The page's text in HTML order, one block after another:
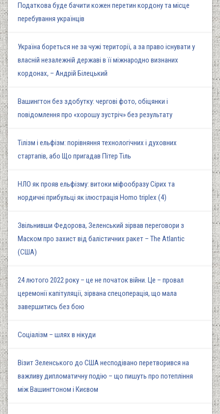
Податкова буде бачити кожен перетин кордону та місце
перебування українців
Україна бореться не за чужі території, а за право існувати у
власній незалежній державі в її міжнародно визнаних
кордонах, – Андрій Білецький
Вашингтон без здобутку: чергові фото, обіцянки і
повідомлення про «хорошу зустріч» без результату
Тілізм і ельфізм: порівняння технологічних і духовних
стартапів, або Що пригадав Пітер Тіль
НЛО як прояв ельфізму: витоки міфообразу Сірих та
нордичні прибульці як ілюстрація Homo triplex (4)
Звільнивши Федорова, Зеленський зірвав переговори з
Маском про захист від балістичних ракет – The Atlantic
(США)
24 лютого 2022 року – це не початок війни. Це – провал
церемонії капітуляції, зірвана спецоперація, що мала
завершитись без бою
Соціалізм – шлях в нікуди
Візит Зеленського до США несподівано перетворився на
важливу дипломатичну подію – що пишуть про потепління
між Вашингтоном і Києвом